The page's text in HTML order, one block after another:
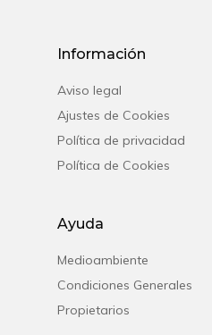
Información
Aviso legal
Ajustes de Cookies
Política de privacidad
Política de Cookies
Ayuda
Medioambiente
Condiciones Generales
Propietarios